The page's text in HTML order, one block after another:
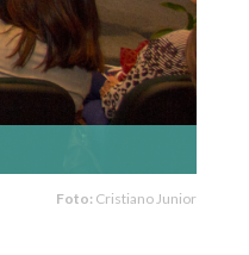
Foto: Cristiano Junior